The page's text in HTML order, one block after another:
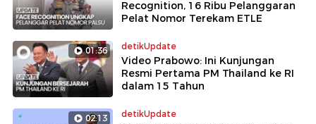
Recognition, 16 Ribu Pelanggaran
Pelat Nomor Terekam ETLE
01:36 detikUpdate
Video Prabowo: Ini Kunjungan
Resmi Pertama PM Thailand ke RI
dalam 15 Tahun
02:13 detikUpdate